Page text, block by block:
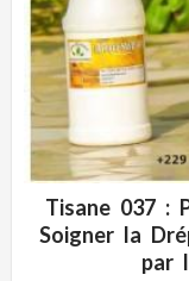
ADD WISHLIST
Tisane 037 :
Soigner la
par